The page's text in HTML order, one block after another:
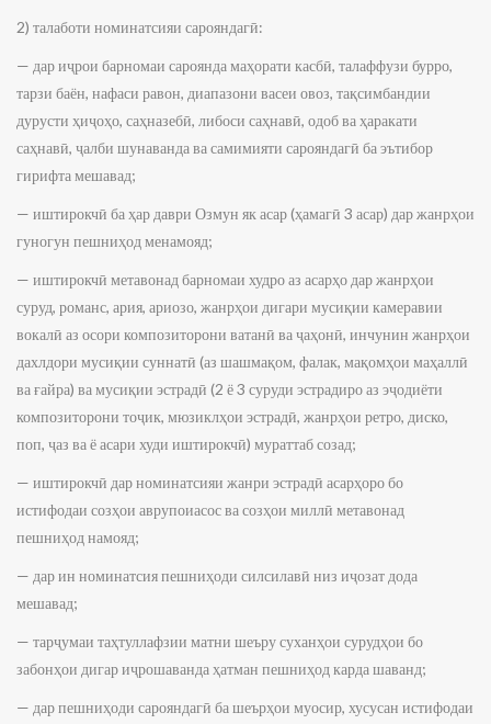
2) талаботи номинатсияи сарояндагӣ:
— дар иҷрои барномаи сароянда маҳорати касбӣ, талаффузи бурро,
тарзи баён, нафаси равон, диапазони васеи овоз, тақсимбандии
дурусти ҳиҷоҳо, саҳназебӣ, либоси саҳнавӣ, одоб ва ҳаракати
саҳнавӣ, ҷалби шунаванда ва самимияти сарояндагӣ ба эътибор
гирифта мешавад;
— иштирокчӣ ба ҳар даври Озмун як асар (ҳамагӣ 3 асар) дар жанрҳои
гуногун пешниҳод менамояд;
— иштирокчӣ метавонад барномаи худро аз асарҳо дар жанрҳои
суруд, романс, ария, ариозо, жанрҳои дигари мусиқии камеравии
вокалӣ аз осори композиторони ватанӣ ва ҷаҳонӣ, инчунин жанрҳои
дахлдори мусиқии суннатӣ (аз шашмақом, фалак, мақомҳои маҳаллӣ
ва ғайра) ва мусиқии эстрадӣ (2 ё 3 суруди эстрадиро аз эҷодиёти
композиторони тоҷик, мюзиклҳои эстрадӣ, жанрҳои ретро, диско,
поп, ҷаз ва ё асари худи иштирокчӣ) мураттаб созад;
— иштирокчӣ дар номинатсияи жанри эстрадӣ асарҳоро бо
истифодаи созҳои аврупоиасос ва созҳои миллӣ метавонад
пешниҳод намояд;
— дар ин номинатсия пешниҳоди силсилавӣ низ иҷозат дода
мешавад;
— тарҷумаи таҳтуллафзии матни шеъру суханҳои сурудҳои бо
забонҳои дигар иҷрошаванда ҳатман пешниҳод карда шаванд;
— дар пешниҳоди сарояндагӣ ба шеърҳои муосир, хусусан истифодаи